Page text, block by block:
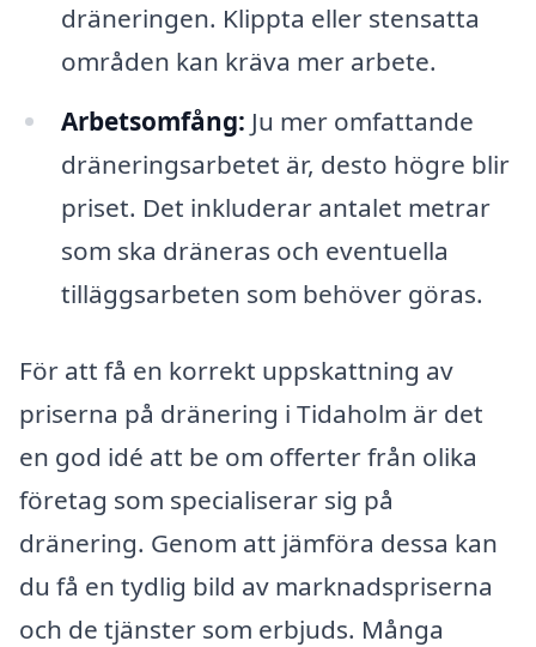
dräneringen. Klippta eller stensatta
områden kan kräva mer arbete.
Arbetsomfång: Ju mer omfattande
dräneringsarbetet är, desto högre blir
priset. Det inkluderar antalet metrar
som ska dräneras och eventuella
tilläggsarbeten som behöver göras.
För att få en korrekt uppskattning av
priserna på dränering i Tidaholm är det
en god idé att be om offerter från olika
företag som specialiserar sig på
dränering. Genom att jämföra dessa kan
du få en tydlig bild av marknadspriserna
och de tjänster som erbjuds. Många